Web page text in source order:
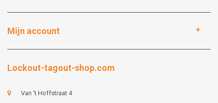
Mijn account
Lockout-tagout-shop.com
Van 't Hoffstraat 4